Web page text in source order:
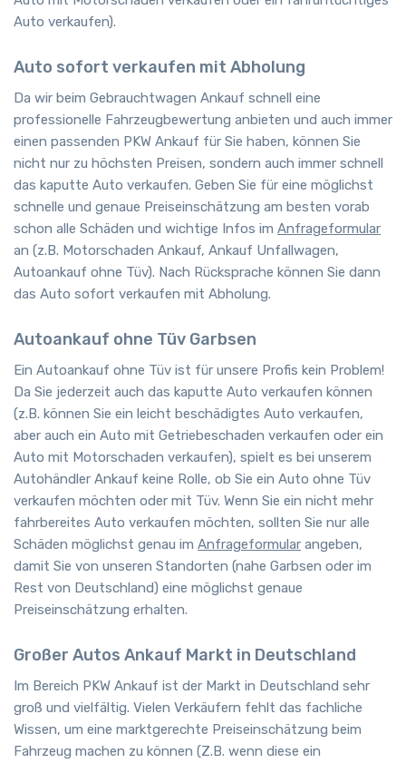
Auto verkaufen).
Auto sofort verkaufen mit Abholung
Da wir beim Gebrauchtwagen Ankauf schnell eine
professionelle Fahrzeugbewertung anbieten und auch immer
einen passenden PKW Ankauf für Sie haben, können Sie
nicht nur zu höchsten Preisen, sondern auch immer schnell
das kaputte Auto verkaufen. Geben Sie für eine möglichst
schnelle und genaue Preiseinschätzung am besten vorab
schon alle Schäden und wichtige Infos im Anfrageformular
an (z.B. Motorschaden Ankauf, Ankauf Unfallwagen,
Autoankauf ohne Tüv). Nach Rücksprache können Sie dann
das Auto sofort verkaufen mit Abholung.
Autoankauf ohne Tüv Garbsen
Ein Autoankauf ohne Tüv ist für unsere Profis kein Problem!
Da Sie jederzeit auch das kaputte Auto verkaufen können
(z.B. können Sie ein leicht beschädigtes Auto verkaufen,
aber auch ein Auto mit Getriebeschaden verkaufen oder ein
Auto mit Motorschaden verkaufen), spielt es bei unserem
Autohändler Ankauf keine Rolle, ob Sie ein Auto ohne Tüv
verkaufen möchten oder mit Tüv. Wenn Sie ein nicht mehr
fahrbereites Auto verkaufen möchten, sollten Sie nur alle
Schäden möglichst genau im Anfrageformular angeben,
damit Sie von unseren Standorten (nahe Garbsen oder im
Rest von Deutschland) eine möglichst genaue
Preiseinschätzung erhalten.
Großer Autos Ankauf Markt in Deutschland
Im Bereich PKW Ankauf ist der Markt in Deutschland sehr
groß und vielfältig. Vielen Verkäufern fehlt das fachliche
Wissen, um eine marktgerechte Preiseinschätzung beim
Fahrzeug machen zu können (Z.B. wenn diese ein